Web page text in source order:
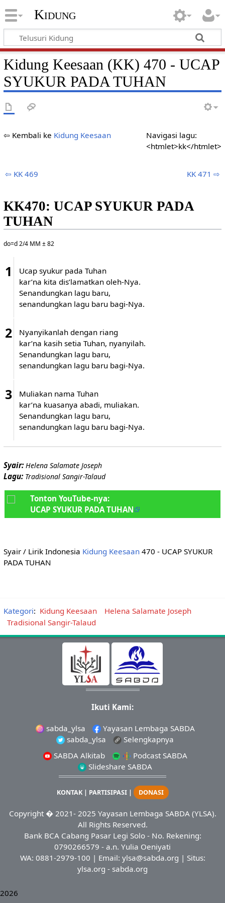
Kidung
Kidung Keesaan (KK) 470 - UCAP
SYUKUR PADA TUHAN
Navigasi lagu:
<htmlet>kk</htmlet>
⇦ Kembali ke Kidung Keesaan
⇦ KK 469 KK 471 ⇨
KK470: UCAP SYUKUR PADA
TUHAN
do=d 2/4 MM ± 82
1
Ucap syukur pada Tuhan
kar’na kita dis’lamatkan oleh-Nya.
Senandungkan lagu baru,
senandungkan lagu baru bagi-Nya.
2
Nyanyikanlah dengan riang
kar’na kasih setia Tuhan, nyanyilah.
Senandungkan lagu baru,
senandungkan lagu baru bagi-Nya.
3
Muliakan nama Tuhan
kar’na kuasanya abadi, muliakan.
Senandungkan lagu baru,
senandungkan lagu baru bagi-Nya.
Syair: Helena Salamate Joseph
Lagu: Tradisional Sangir-Talaud
Tonton YouTube-nya:
UCAP SYUKUR PADA TUHAN
Syair / Lirik Indonesia Kidung Keesaan470 - UCAP SYUKUR
PADA TUHAN
Kategori: Kidung Keesaan
Helena Salamate Joseph
Tradisional Sangir-Talaud
Ikuti Kami:
sabda_ylsa
Yayasan Lembaga SABDA
sabda_ylsa
Selengkapnya
SABDA Alkitab
Podcast SABDA
Slideshare SABDA
KONTAK| PARTISIPASI| DONASI
Copyright� 2021- 2025 Yayasan Lembaga SABDA (YLSA).
All Rights Reserved.
Bank BCA Cabang Pasar Legi Solo - No. Rekening:
0790266579 - a.n. Yulia Oeniyati
WA: 0881-2979-100 | Email: ylsa@sabda.org | Situs:
ylsa.org - sabda.org
2026